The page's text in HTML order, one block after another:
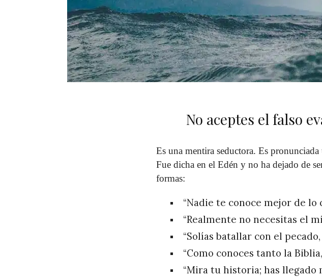
No aceptes el falso
Es una mentira seductora. Es
Fue dicha en el Edén y no ha dejado de
formas:
“Nadie te conoce mejor de lo
“Realmente no necesitas el
“Solías batallar con el pecado,
“Como conoces tanto la
“Mira tu historia; has llegado